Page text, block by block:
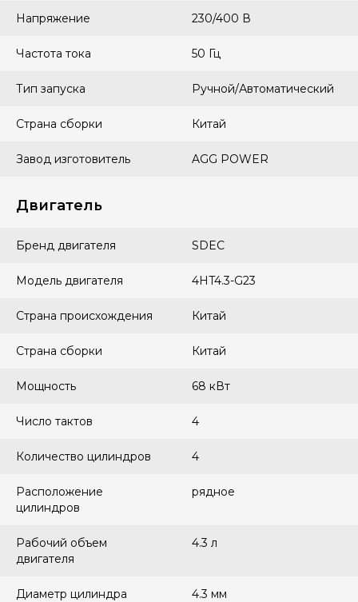
Напряжение 230/400 В
Частота тока 50 Гц
Тип запуска Ручной/Автоматический
Страна сборки Китай
Завод изготовитель AGG POWER
Двигатель
Бренд двигателя SDEC
Модель двигателя 4HT4.3-G23
Страна происхождения Китай
Страна сборки Китай
Мощность 68 кВт
Число тактов 4
Количество цилиндров 4
Расположение
цилиндров
рядное
Рабочий объем
двигателя
4.3 л
Диаметр цилиндра 4.3 мм